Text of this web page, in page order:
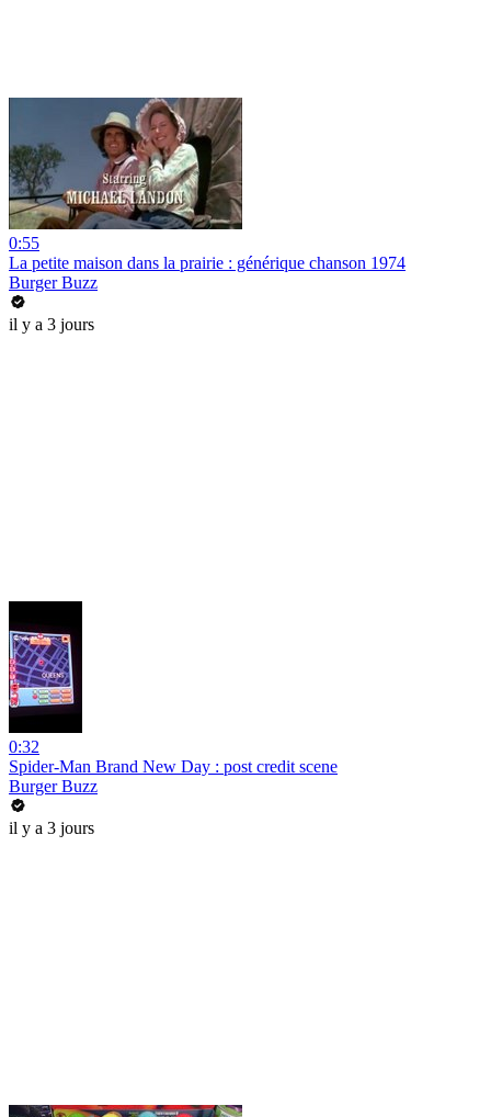
0:55
La petite maison dans la prairie : générique chanson 1974
Burger Buzz
il y a 3 jours
0:32
Spider-Man Brand New Day : post credit scene
Burger Buzz
il y a 3 jours